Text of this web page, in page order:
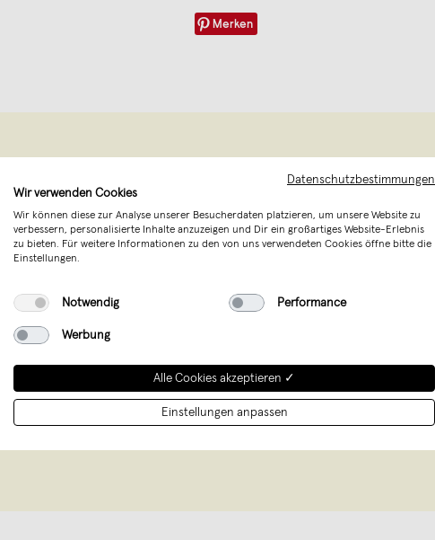
Merken
Fast zu schön
nur alles, um
ausgewählte
Datenschutzbestimmungen
Wir verwenden Cookies
Wir können diese zur Analyse unserer Besucherdaten platzieren, um unsere Website zu
verbessern, personalisierte Inhalte anzuzeigen und Dir ein großartiges Website-Erlebnis
zu bieten. Für weitere Informationen zu den von uns verwendeten Cookies öffne bitte die
Einstellungen.
Notwendig Performance
Werbung
Alle Cookies akzeptieren ✓
Einstellungen anpassen